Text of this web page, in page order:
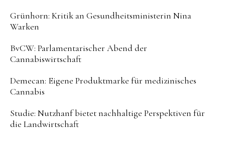
Grünhorn: Kritik an Gesundheitsministerin Nina
Warken
BvCW: Parlamentarischer Abend der
Cannabiswirtschaft
Demecan: Eigene Produktmarke für medizinisches
Cannabis
Studie: Nutzhanf bietet nachhaltige Perspektiven für
die Landwirtschaft